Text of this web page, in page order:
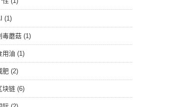
(1)
毒蘑菇 (1)
用油 (1)
肥 (2)
块链 (6)